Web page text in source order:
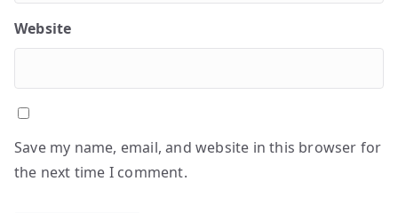
Website
Save my name, email, and website in this browser for
the next time I comment.